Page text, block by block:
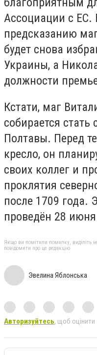
Ассоциации с ЕС.
предсказанию
будет снова
Украины, а
должности
Кстати, маг
собирается
Полтавы. Перед
кресло, он
своих коллег и
проклятия
после 1709 года.
проведён 28
Якщо ви помітили помилку, виділіть
повідомити про це редакцію
Эвелина Яблонська
Авторизуйтесь, щоб оцінити